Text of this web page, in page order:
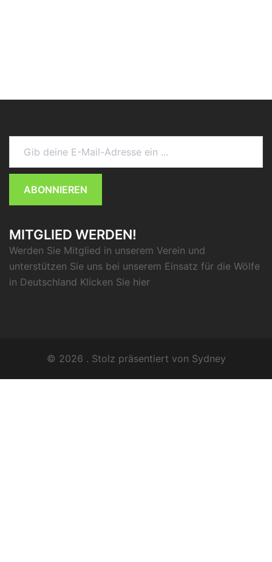
Gib deine E-Mail-Adresse ein ...
ABONNIEREN
MITGLIED WERDEN!
Werden Sie Mitglied in unserem Verein und
unterstützen Sie uns bei unserem Einsatz für die Wölfe
in Deutschland Klicken Sie hier
© 2026 . Stolz präsentiert von Sydney